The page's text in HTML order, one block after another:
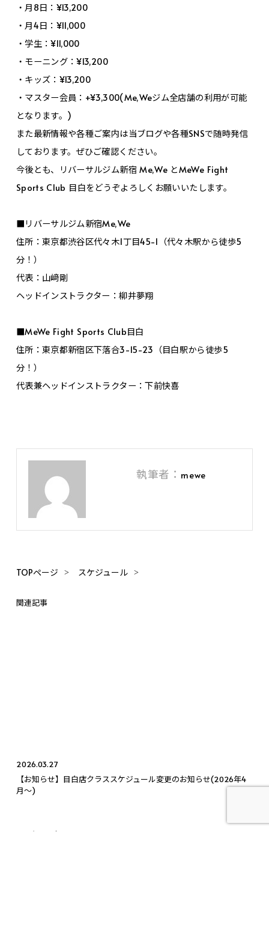
・月8日：¥13,200
・月4日：¥11,000
・学生：¥11,000
・モーニング：¥13,200
・キッズ：¥13,200
・マスター会員：+¥3,300(Me,Weジム全店舗の利用が可能
となります。)
また最新情報や各種ご案内は当ブログや各種SNSで随時発信
しております。ぜひご確認ください。
今後とも、リバーサルジム新宿 Me,We とMeWe Fight
Sports Club 目白をどうぞよろしくお願いいたします。
■リバーサルジム新宿Me,We
住所：東京都渋谷区代々木1丁目45-1（代々木駅から徒歩5
分！）
代表：山﨑剛
ヘッドインストラクター：柳井夢翔
■MeWe Fight Sports Club目白
住所：東京都新宿区下落合3-15-23（目白駅から徒歩5
分！）
代表兼ヘッドインストラクター：下前快喜
執筆者： mewe
TOPページ スケジュール
関連記事
2026.03.27
【お知らせ】目白店クラススケジュール変更のお知らせ(2026年4
月〜)
2026.05.24